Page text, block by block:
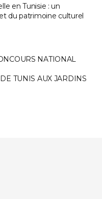
en Tunisie : un
du patrimoine culturel
NATIONAL
TUNIS AUX JARDINS